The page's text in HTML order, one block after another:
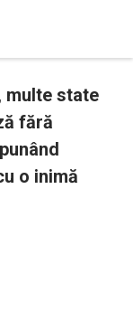
multe state
fără
o inimă